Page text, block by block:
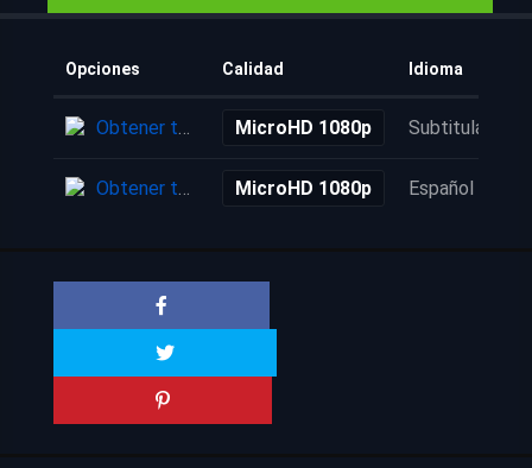
Opciones Calidad Idioma
Obtener torrent MicroHD 1080p Subtitulada
Obtener torrent MicroHD 1080p Español